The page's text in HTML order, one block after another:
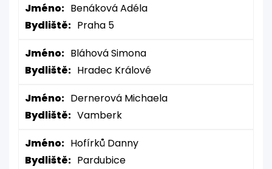
Jméno: Benáková Adéla
Bydliště: Praha 5
Jméno: Bláhová Simona
Bydliště: Hradec Králové
Jméno: Dernerová Michaela
Bydliště: Vamberk
Jméno: Hofírků Danny
Bydliště: Pardubice